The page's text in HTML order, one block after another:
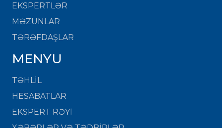
EKSPERTLƏR
MƏZUNLAR
TƏRƏFDAŞLAR
MENYU
TƏHLİL
HESABATLAR
EKSPERT RƏYİ